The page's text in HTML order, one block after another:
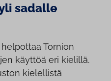
sadalle
Tornion
käyttöä eri kielillä.
kielellistä